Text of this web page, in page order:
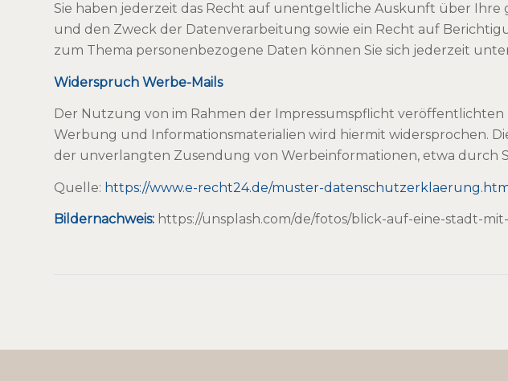
Sie haben jederzeit das Recht auf unentgeltliche Auskunft über
und den Zweck der Datenverarbeitung sowie ein Recht auf
zum Thema personenbezogene Daten können Sie sich jederzeit
Widerspruch Werbe-Mails
Der Nutzung von im Rahmen der Impressumspflicht
Werbung und Informationsmaterialien wird hiermit widersprochen.
der unverlangten Zusendung von Werbeinformationen, etwa durch
Quelle: https://www.e-recht24.de/muster-
Bildernachweis: https://unsplash.com/de/fotos/blick-auf-eine-stadt-